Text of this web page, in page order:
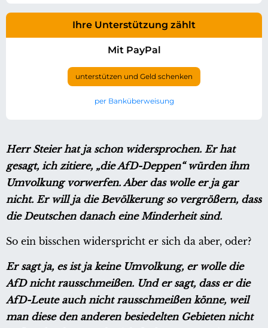
Ihre Unterstützung zählt
Mit PayPal
unterstützen und Geld schenken
per Banküberweisung
Herr Steier hat ja schon widersprochen. Er hat
gesagt, ich zitiere, „die AfD-Deppen“ würden ihm
Umvolkung vorwerfen. Aber das wolle er ja gar
nicht. Er will ja die Bevölkerung so vergrößern, dass
die Deutschen danach eine Minderheit sind.
So ein bisschen widerspricht er sich da aber, oder?
Er sagt ja, es ist ja keine Umvolkung, er wolle die
AfD nicht rausschmeißen. Und er sagt, dass er die
AfD-Leute auch nicht rausschmeißen könne, weil
man diese den anderen besiedelten Gebieten nicht